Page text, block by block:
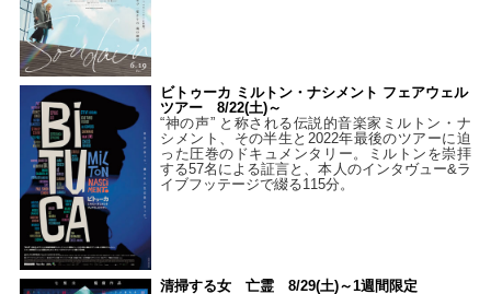
ビトゥーカ ミルトン・ナシメント フェアウェル
ツアー 8/22(土)～
“神の声” と称される伝説的音楽家ミルトン・ナ
シメント、その半生と2022年最後のツアーに迫
った圧巻のドキュメンタリー。ミルトンを崇拝
する57名による証言と、本人のインタヴュー&ラ
イブフッテージで綴る115分。
清掃する女 亡霊 8/29(土)～1週間限定